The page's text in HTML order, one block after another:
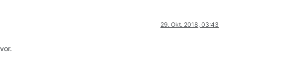
29. Okt. 2018, 03:43